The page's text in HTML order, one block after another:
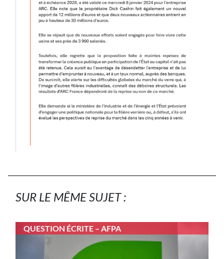
SUR LE MÊME SUJET :
QUESTION ÉCRITE – AFPA